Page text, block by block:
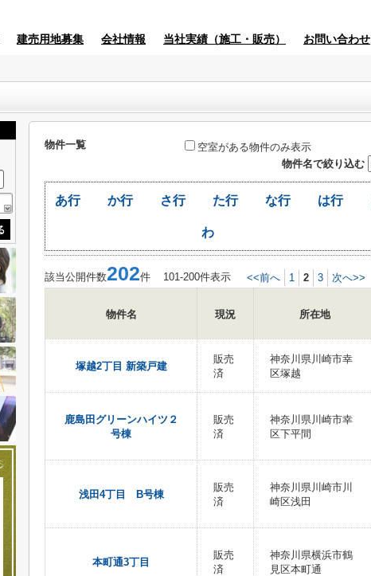
建売用地募集 会社情報 当社実績（施工・販売） お問い合わせ
物件一覧
空室がある物件のみ表示
物件名で絞り込む
あ行 か行 さ行 た行 な行 は行
わ
該当公開件数202件 101-200件表示 <<前へ 1 2 3 次へ>>
物件名 現況 所在地
塚越2丁目 新築戸建
販売
済
神奈川県川崎市幸
区塚越
鹿島田グリーンハイツ２
号棟
販売
済
神奈川県川崎市幸
区下平間
浅田4丁目 B号棟
販売
済
神奈川県川崎市川
崎区浅田
本町通3丁目
販売
済
神奈川県横浜市鶴
見区本町通